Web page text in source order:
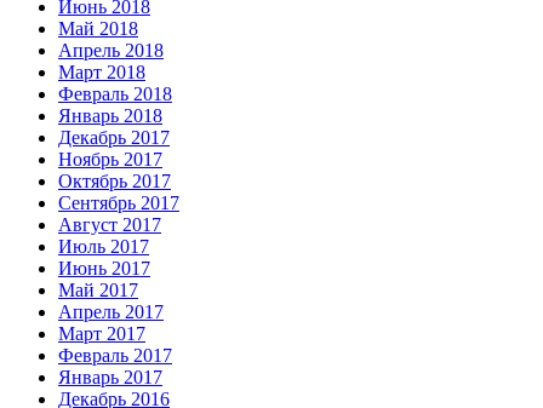
Июнь 2018
Май 2018
Апрель 2018
Март 2018
Февраль 2018
Январь 2018
Декабрь 2017
Ноябрь 2017
Октябрь 2017
Сентябрь 2017
Август 2017
Июль 2017
Июнь 2017
Май 2017
Апрель 2017
Март 2017
Февраль 2017
Январь 2017
Декабрь 2016